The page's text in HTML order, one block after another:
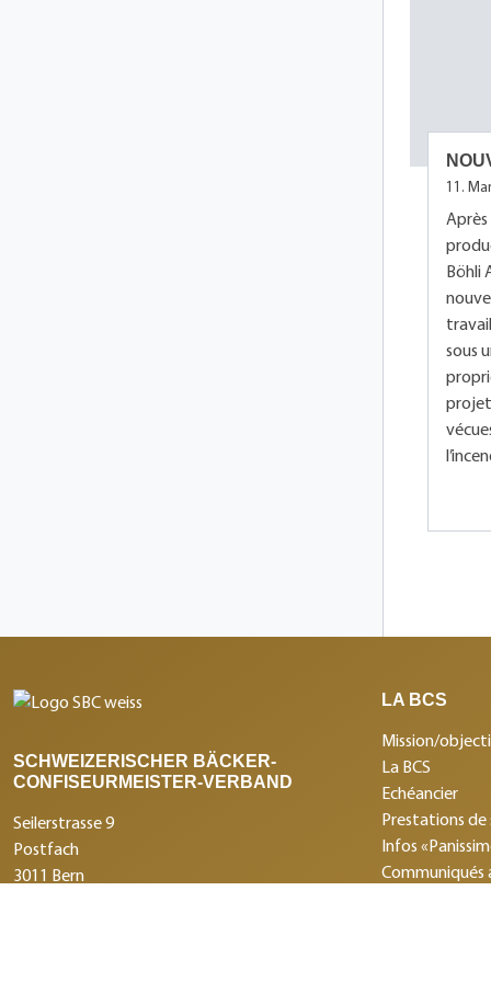
11.
Après
Böhli
sous
SCHWEIZERISCHER BÄCKER-
CONFISEURMEISTER-VERBAND
Seilerstrasse 9
Postfach
3011 Bern
LA BCS
Mission/
La BCS
Echéancier
Prestations de
Infos
Communiqués